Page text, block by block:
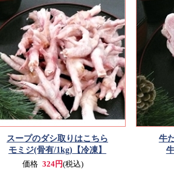
スープのダシ取りはこちら
モミジ(骨有/1kg) 【冷凍】
価格 324円(税込)
牛